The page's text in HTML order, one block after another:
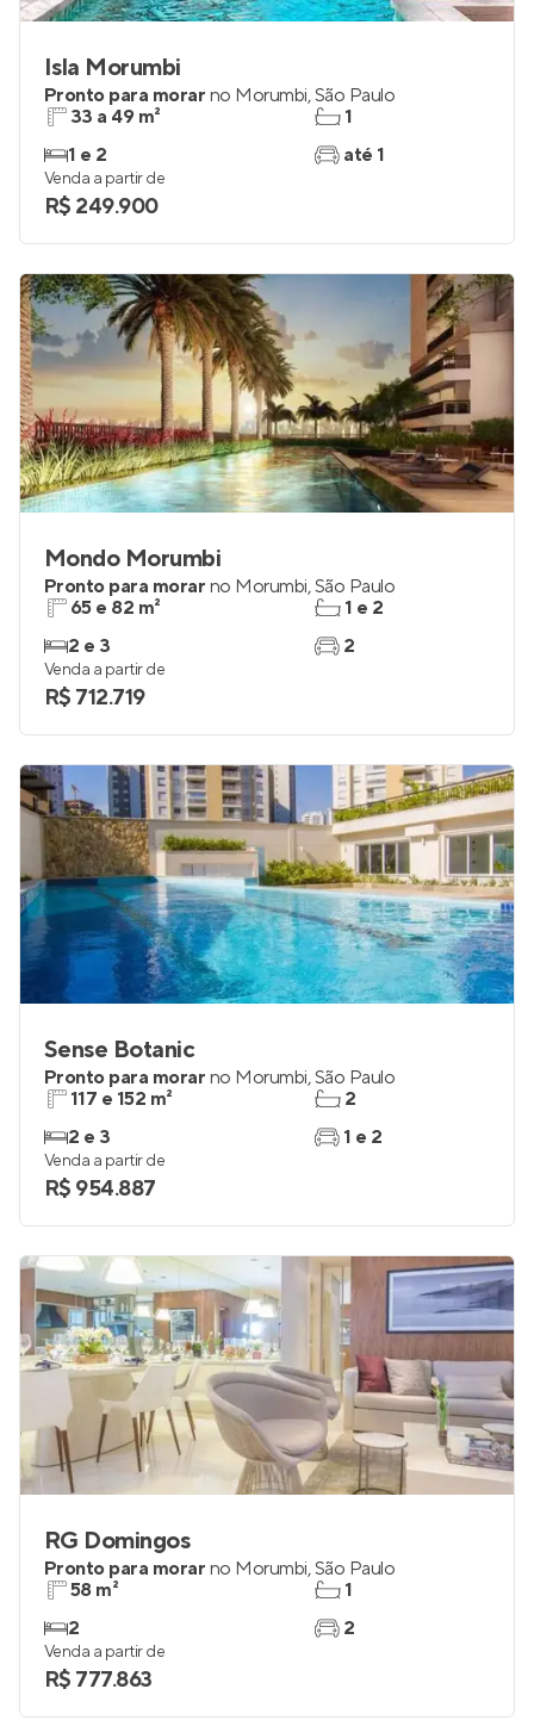
Isla Morumbi
Pronto para morar no Morumbi,São Paulo
33 a 49 m²
1 e 2
1
até 1
Venda a partir de
R$ 249.900
Mondo Morumbi
Pronto para morar no Morumbi,São Paulo
65 e 82 m²
2 e 3
1 e 2
2
Venda a partir de
R$ 712.719
Sense Botanic
Pronto para morar no Morumbi,São Paulo
117 e 152 m²
2 e 3
2
1 e 2
Venda a partir de
R$ 954.887
RG Domingos
Pronto para morar no Morumbi,São Paulo
58 m²
2
1
2
Venda a partir de
R$ 777.863